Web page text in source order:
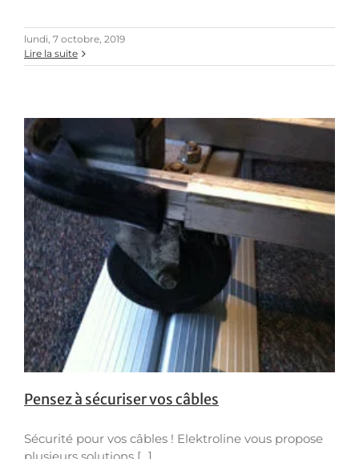
lundi, 7 octobre, 2019
Lire la suite
Pensez à sécuriser vos câbles
Sécurité pour vos câbles ! Elektroline vous propose